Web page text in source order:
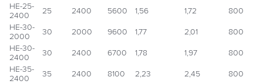
НЕ-25-
2400
25 2400 5600 1,56 1,72
800
НЕ-30-
2000
30 2000 9600 1,77 2,01
800
НЕ-30-
2400
30 2400 6700 1,78 1,97
800
НЕ-35-
2400
35 2400 8100 2,23 2,45
800